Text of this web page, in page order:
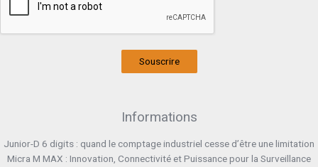
Souscrire
Informations
Junior-D 6 digits : quand le comptage industriel cesse d’être une limitation
Micra M MAX : Innovation, Connectivité et Puissance pour la Surveillance